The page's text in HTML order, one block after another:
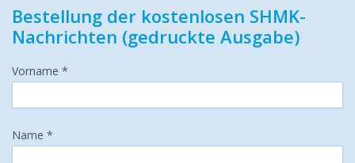
Bestellung der kostenlosen SHMK-
Nachrichten (gedruckte Ausgabe)
Vorname *
Name *